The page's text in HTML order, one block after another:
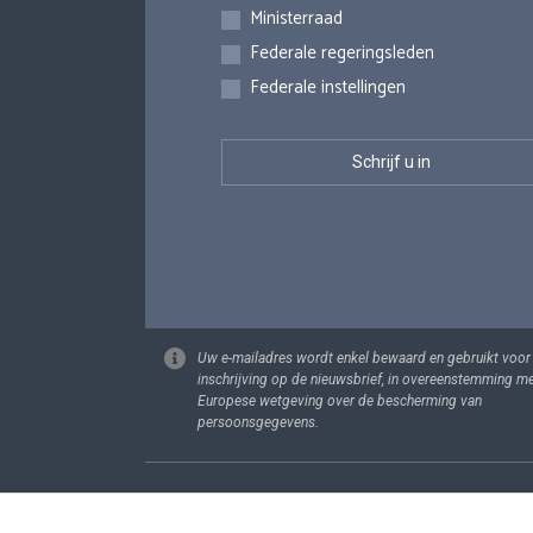
Inschrijvingen
Ministerraad
Federale regeringsleden
Federale instellingen
Uw e-mailadres wordt enkel bewaard en gebruikt voor
inschrijving op de nieuwsbrief, in overeenstemming
Europese wetgeving over de bescherming van
persoonsgegevens.
Footer